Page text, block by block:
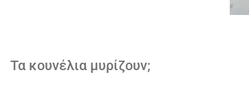
Τα κουνέλια μυρίζουν;